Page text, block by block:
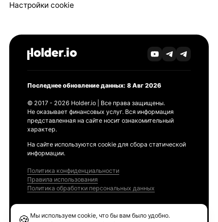
Настройки cookie
Последнее обновление данных: 8 Авг 2026
© 2017 - 2026 Holder.io | Все права защищены.
Не оказывает финансовых услуг. Вся информация
представленная на сайте носит ознакомительный
характер.
На сайте используются cookie для сбора статической
информации.
Политика конфиденциальности
Правила использования
Политика обработки персональных данных
Мы используем cookie, что бы вам было удобно.